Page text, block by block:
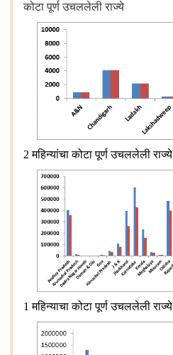
कोटा पूर्ण उचललेली राज्ये
2महिन्यांचा कोटा पूर्ण उचललेली राज्ये
1 महिन्याचा कोटा पूर्ण उचललेली राज्ये